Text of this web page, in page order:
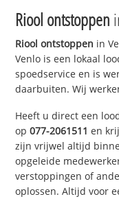
Riool ontstoppen
Riool ontstoppen in
Venlo is een lokaal
spoedservice en is
daarbuiten. Wij
Heeft u direct een
op077-2061511 en
zijn vrijwel altijd
opgeleide
verstoppingen of
oplossen. Altijd voor